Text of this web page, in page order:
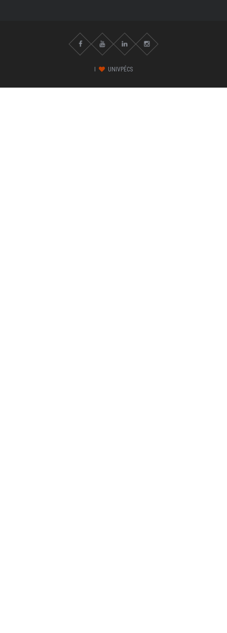
I UNIVPÉCS